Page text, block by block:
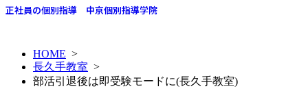
正社員の個別指導 中京個別指導学院
HOME >
長久手教室 >
部活引退後は即受験モードに(長久手教室)